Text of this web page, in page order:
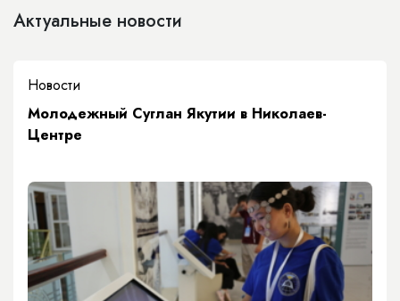
Актуальные новости
Новости
Молодежный Суглан Якутии в Николаев-
Центре